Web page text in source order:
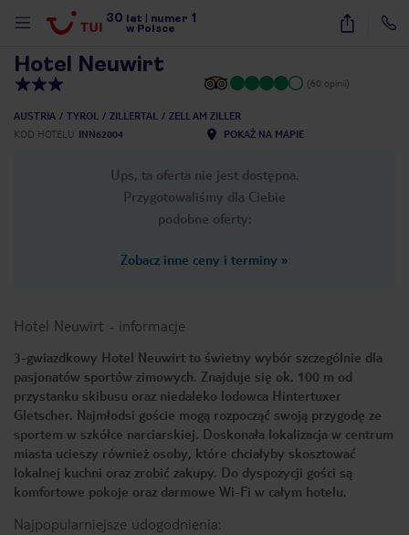
30 lat numer 1
w Polsce
22
Hotel Neuwirt
(60 opinii)
AUSTRIA TYROL ZILLERTAL
ZELL AM ZILLER
KOD HOTELU INN62004 POKAŻ NA MAPIE
Ups, ta oferta nie jest dostępna.
Przygotowaliśmy dla Ciebie
podobne oferty:
Zobacz inne ceny i terminy »
Hotel Neuwirt - informacje
3-gwiazdkowy Hotel Neuwirt to świetny wybór szczególnie dla
pasjonatów sportów zimowych. Znajduje się ok. 100 m od
przystanku skibusu oraz niedaleko lodowca Hintertuxer
Gletscher. Najmłodsi goście mogą rozpocząć swoją przygodę ze
sportem w szkółce narciarskiej. Doskonała lokalizacja w centrum
miasta ucieszy również osoby, które chciałyby skosztować
lokalnej kuchni oraz zrobić zakupy. Do dyspozycji gości są
komfortowe pokoje oraz darmowe Wi-Fi w całym hotelu.
Najpopularniejsze udogodnienia: